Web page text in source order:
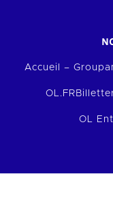
Accueil –
OL.FR
OL